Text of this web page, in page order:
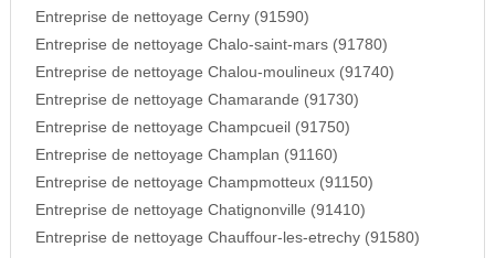
Entreprise de nettoyage Cerny (91590)
Entreprise de nettoyage Chalo-saint-mars (91780)
Entreprise de nettoyage Chalou-moulineux (91740)
Entreprise de nettoyage Chamarande (91730)
Entreprise de nettoyage Champcueil (91750)
Entreprise de nettoyage Champlan (91160)
Entreprise de nettoyage Champmotteux (91150)
Entreprise de nettoyage Chatignonville (91410)
Entreprise de nettoyage Chauffour-les-etrechy (91580)